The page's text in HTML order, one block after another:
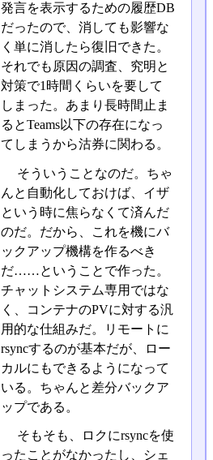
発言を表示するための履歴DB
だったので、消しても影響な
く単に消したら復旧できた。
それでも原因の調査、究明と
対策で1時間くらいを要して
しまった。あまり長時間止ま
るとTeams以下の存在になっ
てしまうから沽券に関わる。
そういうことなのだ。ちゃ
んと自動化しておけば、イザ
という時に焦らなくて済んだ
のだ。だから、これを機にバ
ックアップ機構を作るべき
だ……ということで作った。
チャットシステム専用ではな
く、コンテナのPVに対する汎
用的な仕組みだ。リモートに
rsyncするのが基本だが、ロー
カルにもできるようになって
いる。ちゃんと差分バックア
ップである。
そもそも、ロクにrsyncを使
ったことがなかったし、シェ